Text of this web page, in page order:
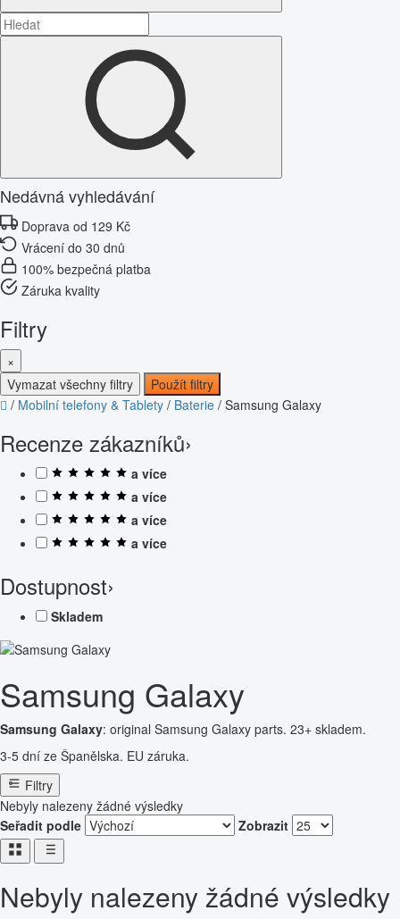
Nedávná vyhledávání
Doprava od 129 Kč
Vrácení do 30 dnů
100% bezpečná platba
Záruka kvality
Filtry
×
Vymazat všechny filtry
Použít filtry
/ Mobilní telefony & Tablety / Baterie / Samsung Galaxy
Recenze zákazníků›
a více
a více
a více
a více
Dostupnost›
Skladem
Samsung Galaxy
Samsung Galaxy: original Samsung Galaxy parts. 23+ skladem.
3-5 dní ze Španělska. EU záruka.
Filtry
Nebyly nalezeny žádné výsledky
Seřadit podle
Zobrazit
Nebyly nalezeny žádné výsledky